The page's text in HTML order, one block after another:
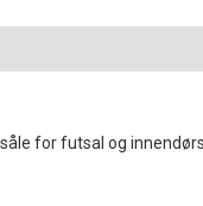
for futsal og